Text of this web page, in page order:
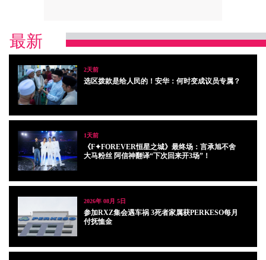
最新
2天前
选区拨款是给人民的！安华：何时变成议员专属？
1天前
《F✦FOREVER恒星之城》最终场：言承旭不舍
大马粉丝 阿信神翻译“下次回来开3场”！
2026年 08月 5日
参加RXZ集会遇车祸 3死者家属获PERKESO每月
付抚恤金